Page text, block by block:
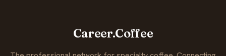
Career.Coffee